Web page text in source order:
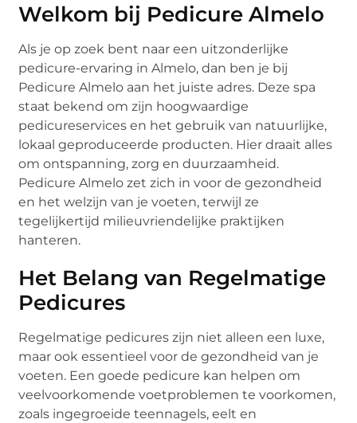
Welkom bij Pedicure Almelo
Als je op zoek bent naar een uitzonderlijke
pedicure-ervaring in Almelo, dan ben je bij
Pedicure Almelo aan het juiste adres. Deze spa
staat bekend om zijn hoogwaardige
pedicureservices en het gebruik van natuurlijke,
lokaal geproduceerde producten. Hier draait alles
om ontspanning, zorg en duurzaamheid.
Pedicure Almelo zet zich in voor de gezondheid
en het welzijn van je voeten, terwijl ze
tegelijkertijd milieuvriendelijke praktijken
hanteren.
Het Belang van Regelmatige
Pedicures
Regelmatige pedicures zijn niet alleen een luxe,
maar ook essentieel voor de gezondheid van je
voeten. Een goede pedicure kan helpen om
veelvoorkomende voetproblemen te voorkomen,
zoals ingegroeide teennagels, eelt en